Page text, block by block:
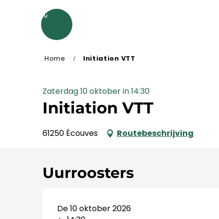
MENU
Home Initiation VTT
Zaterdag 10 oktober in 14:30
Initiation VTT
61250 Écouves Routebeschrijving
Uurroosters
De 10 oktober 2026